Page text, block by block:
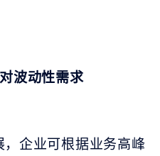
波动性需求
企业可根据业务高峰